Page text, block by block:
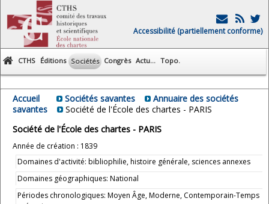
Accessibilité (partiellement conforme)
CTHS Éditions Sociétés Congrès Actu... Topo.
Accueil Sociétés savantes
Annuaire des sociétés
savantes
Société de l'École des chartes - PARIS
Société de l'École des chartes - PARIS
Année de création : 1839
Domaines d'activité: bibliophilie, histoire générale, sciences annexes
Domaines géographiques: National
Périodes chronologiques: Moyen Âge, Moderne, Contemporain-Temps